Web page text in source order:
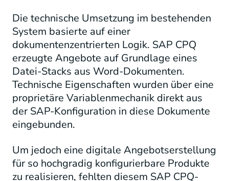
Die technische Umsetzung im bestehenden
System basierte auf einer
dokumentenzentrierten Logik. SAP CPQ
erzeugte Angebote auf Grundlage eines
Datei-Stacks aus Word-Dokumenten.
Technische Eigenschaften wurden über eine
proprietäre Variablenmechanik direkt aus
der SAP-Konfiguration in diese Dokumente
eingebunden.
Um jedoch eine digitale Angebotserstellung
für so hochgradig konfigurierbare Produkte
zu realisieren, fehlten diesem SAP CPQ-